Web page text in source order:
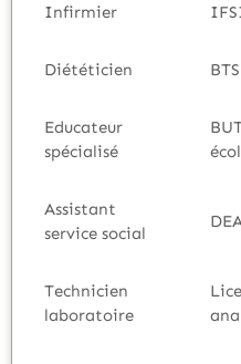
Infirmier
Diététicien
Educateur
spécialisé
Assistant
service social
Technicien
laboratoire